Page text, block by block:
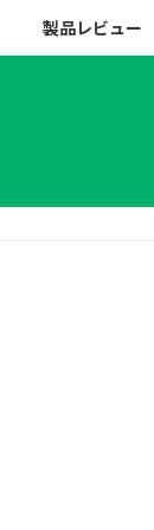
製品レビュー